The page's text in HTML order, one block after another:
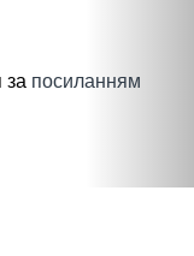
за посиланням